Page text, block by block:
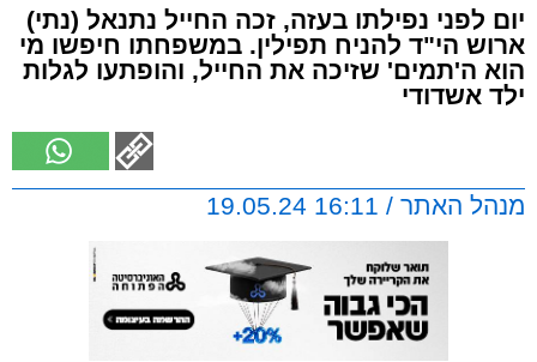
יום לפני נפילתו בעזה, זכה החייל נתנאל (נתי)
ארוש הי"ד להניח תפילין. במשפחתו חיפשו מי
הוא ה'תמים' שזיכה את החייל, והופתעו לגלות
ילד אשדודי
מנהל האתר / 16:11 19.05.24